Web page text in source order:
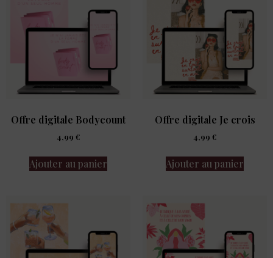
Offre digitale Bodycount
4,99 €
Ajouter au panier
Offre digitale Je crois
4,99 €
Ajouter au panier